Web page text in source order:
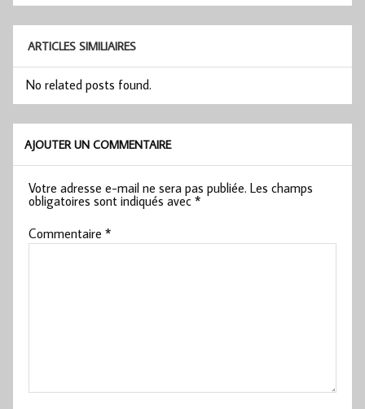
l’article
ARTICLES SIMILIAIRES
No related posts found.
AJOUTER UN COMMENTAIRE
Votre adresse e-mail ne sera pas publiée. Les champs
obligatoires sont indiqués avec*
Commentaire*